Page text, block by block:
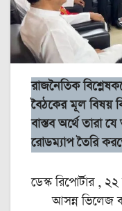
রাজনৈতিক
বৈঠকের মূল বিষয়
বাস্তব অর্থে তারা
রোডম্যাপ তৈরি
ডেস্ক রিপোর্টার ,
আসন্ন ভিলেজ